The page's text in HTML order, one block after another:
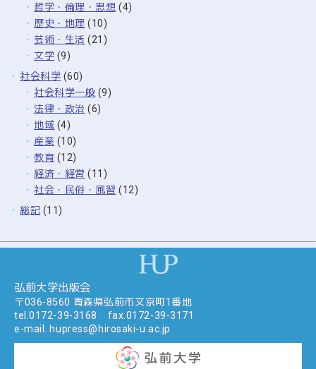
哲学・倫理・思想 (4)
歴史・地理 (10)
芸術・生活 (21)
文学 (9)
社会科学 (60)
社会科学一般 (9)
法律・政治 (6)
地域 (4)
産業 (10)
教育 (12)
経済・経営 (11)
社会・民俗・風習 (12)
総記 (11)
弘前大学出版会
〒036-8560 青森県弘前市文京町1番地
tel.0172-39-3168
fax.0172-39-3171
e-mail. hupress@hirosaki-u.ac.jp